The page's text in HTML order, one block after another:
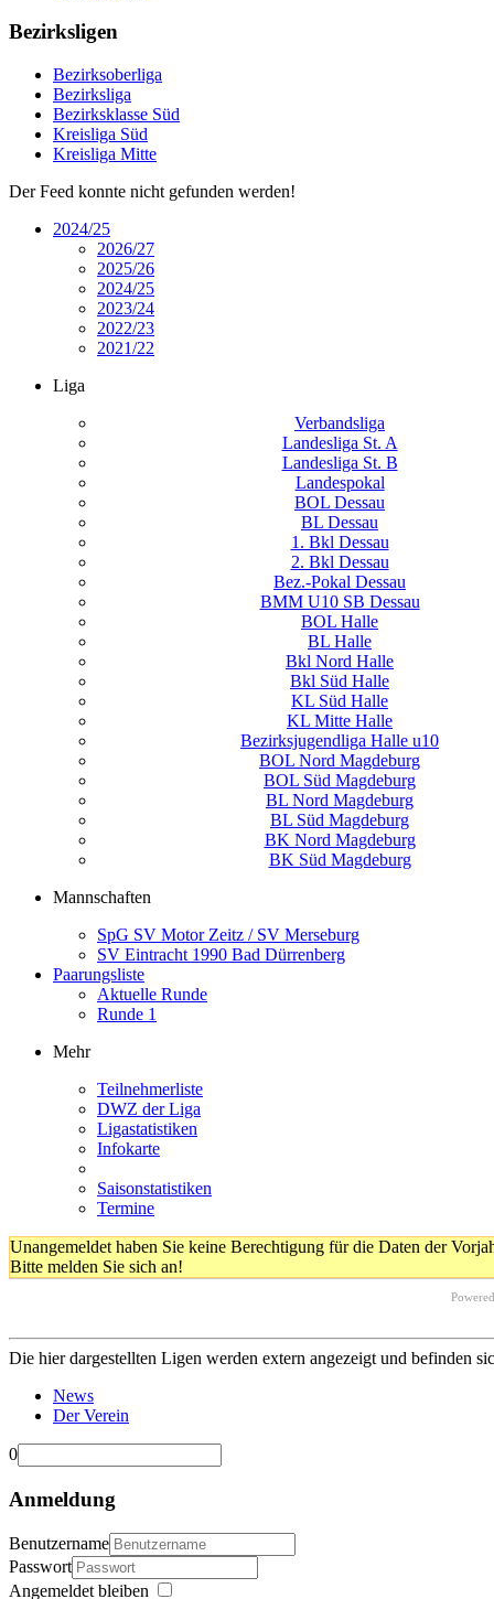
Bezirksligen
Bezirksoberliga
Bezirksliga
Bezirksklasse Süd
Kreisliga Süd
Kreisliga Mitte
Der Feed konnte nicht gefunden werden!
2024/25
2026/27
2025/26
2024/25
2023/24
2022/23
2021/22
Liga
Verbandsliga
Landesliga St. A
Landesliga St. B
Landespokal
BOL Dessau
BL Dessau
1. Bkl Dessau
2. Bkl Dessau
Bez.-Pokal Dessau
BMM U10 SB Dessau
BOL Halle
BL Halle
Bkl Nord Halle
Bkl Süd Halle
KL Süd Halle
KL Mitte Halle
Bezirksjugendliga Halle u10
BOL Nord Magdeburg
BOL Süd Magdeburg
BL Nord Magdeburg
BL Süd Magdeburg
BK Nord Magdeburg
BK Süd Magdeburg
Mannschaften
SpG SV Motor Zeitz / SV Merseburg
SV Eintracht 1990 Bad Dürrenberg
Paarungsliste
Aktuelle Runde
Runde 1
Mehr
Teilnehmerliste
DWZ der Liga
Ligastatistiken
Infokarte
Saisonstatistiken
Termine
Unangemeldet haben Sie keine Berechtigung für die Daten der
Bitte melden Sie sich an!
Die hier dargestellten Ligen werden extern angezeigt und befinden
News
Der Verein
0
Anmeldung
Benutzername
Passwort
Angemeldet bleiben